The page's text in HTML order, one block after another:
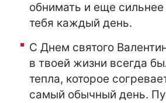
обнимать и еще
тебя каждый день.
С Днем святого
в твоей жизни всегда
тепла, которое
самый обычный день.